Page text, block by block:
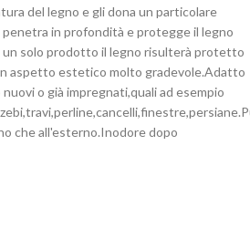
del legno e gli dona un particolare
in profondità e protegge il legno
un solo prodotto il legno risulterà protetto
aspetto estetico molto gradevole.Adatto
o già impregnati,quali ad esempio
che all'esterno.Inodore dopo